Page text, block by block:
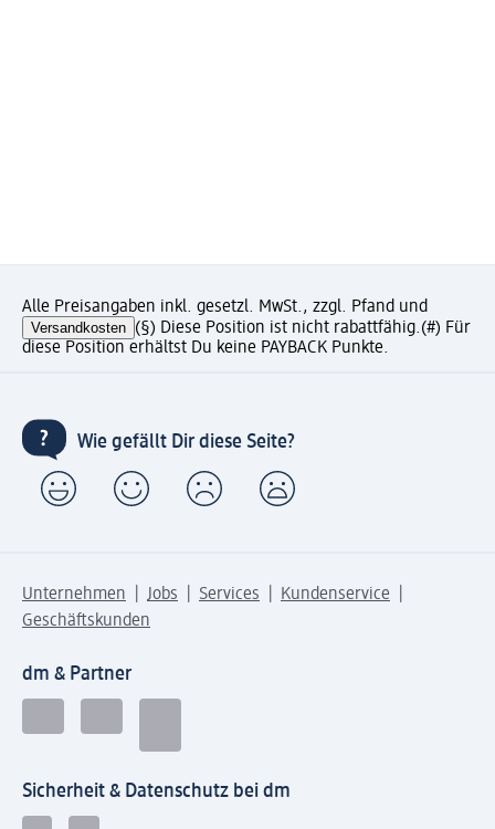
Alle Preisangaben inkl. gesetzl. MwSt., zzgl. Pfand und
Versandkosten (§) Diese Position ist nicht rabattfähig.(#) Für
diese Position erhältst Du keine PAYBACK Punkte.
Wie gefällt Dir diese Seite?
Unternehmen Jobs Services
Kundenservice
Geschäftskunden
dm & Partner
Sicherheit & Datenschutz bei dm